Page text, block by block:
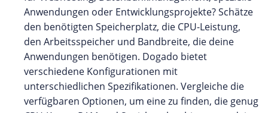
Anwendungen oder Entwicklungsprojekte? Schätze
den benötigten Speicherplatz, die CPU-Leistung,
den Arbeitsspeicher und Bandbreite, die deine
Anwendungen benötigen. Dogado bietet
verschiedene Konfigurationen mit
unterschiedlichen Spezifikationen. Vergleiche die
verfügbaren Optionen, um eine zu finden, die genug